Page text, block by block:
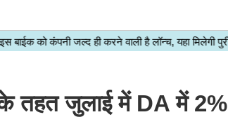
जुलाई में DA में 2%